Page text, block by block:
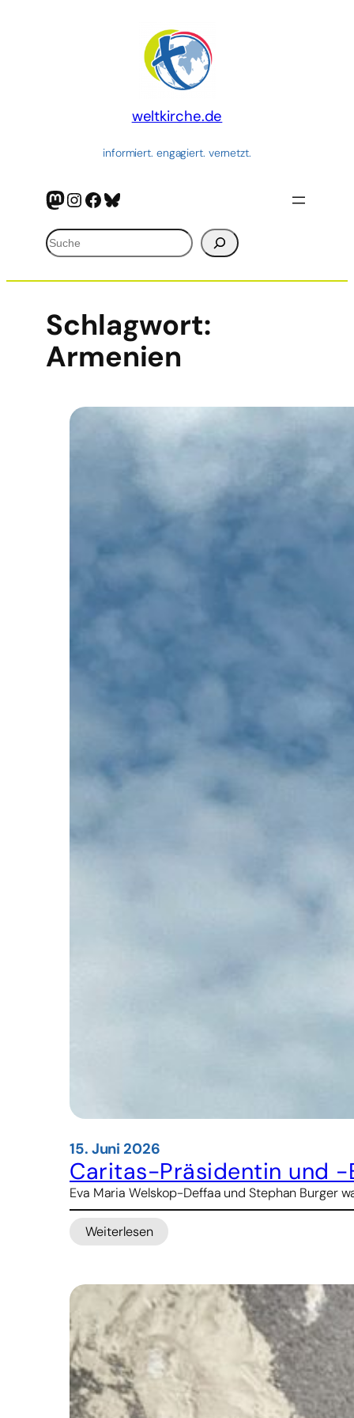
weltkirche.de
informiert. engagiert. vernetzt.
Mastodon
Instagram
Facebook
Bluesky
Suchen
Schlagwort:
Armenien
15. Juni 2026
Caritas-Präsidentin und -
Eva Maria Welskop-Deffaa und Stephan Burger
Weiterlesen
:
und
-
Bischof
nach
Armenien-
Reise:
„Klimaschutz
ist